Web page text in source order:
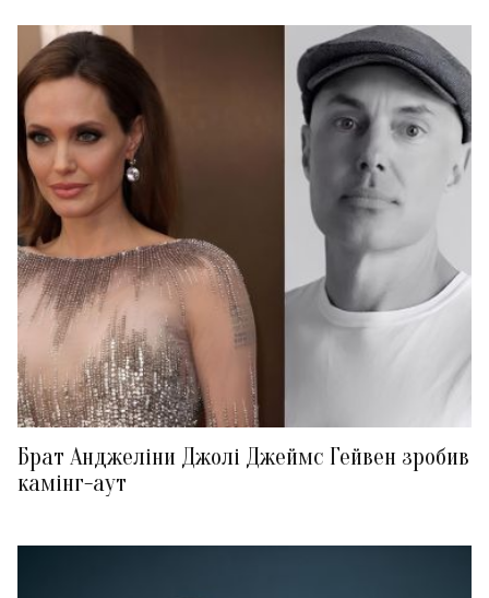
Брат Анджеліни Джолі Джеймс Гейвен зробив
камінг-аут